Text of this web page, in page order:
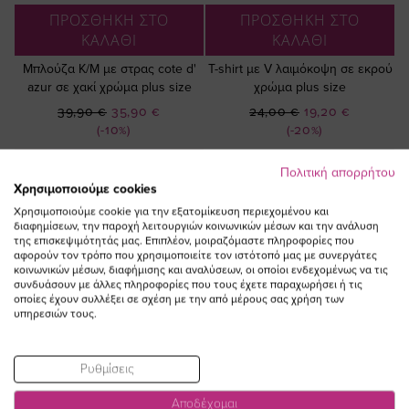
ΠΡΟΣΘΗΚΗ ΣΤΟ
ΚΑΛΑΘΙ
Μπλούζα Κ/Μ με στρας cote d'
azur σε χακί χρώμα plus size
(-10%)
Ειδική
Τιμή
35,90 €
39,90 €
ΠΡΟΣΘΗΚΗ ΣΤΟ
ΚΑΛΑΘΙ
T-shirt με V λαιμόκοψη σε εκρού
χρώμα plus size
(-20%)
Ειδική
Τιμή
19,20 €
24,00 €
Πολιτική απορρήτου
Χρησιμοποιούμε cookies
Χρησιμοποιούμε cookie για την εξατομίκευση περιεχομένου και
διαφημίσεων, την παροχή λειτουργιών κοινωνικών μέσων και την ανάλυση
της επισκεψιμότητάς μας. Επιπλέον, μοιραζόμαστε πληροφορίες που
αφορούν τον τρόπο που χρησιμοποιείτε τον ιστότοπό μας με συνεργάτες
κοινωνικών μέσων, διαφήμισης και αναλύσεων, οι οποίοι ενδεχομένως να τις
συνδυάσουν με άλλες πληροφορίες που τους έχετε παραχωρήσει ή τις
οποίες έχουν συλλέξει σε σχέση με την από μέρους σας χρήση των
υπηρεσιών τους.
Ρυθμίσεις
Αποδέχομαι